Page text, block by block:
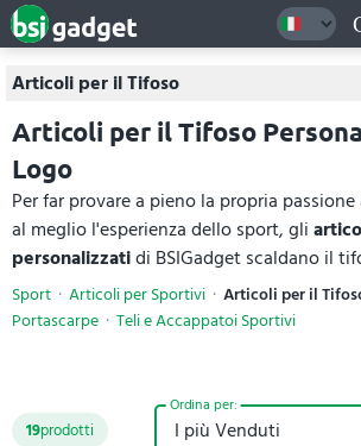
Articoli per il Tifoso
Articoli per il Tifoso
Logo
Per far provare a pieno la propria
al meglio l'esperienza dello sport, gli
personalizzatidi BSIGadget scaldano il
al brand. In questa sezione potrai
gonfiabili, mani clap-clap, maracas, corni
mani in gommapiuma, in plastica, TNT,
nylon e alluminio. Stampabili con logo o
per eventi sportivi. Per ognigadget da
specifiche tecniche complete, con prezzi
Sport Articoli per Sportivi Articoli per il
Portascarpe
Teli e Accappatoi Sportivi
19prodotti
Ordina per: